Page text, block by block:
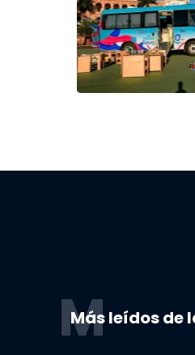
Más leídos de
M